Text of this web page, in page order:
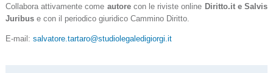
Collabora attivamente come autore con le riviste online Diritto.it e Salvis
Juribuse con il periodico giuridico Cammino Diritto.
E-mail: salvatore.tartaro@studiolegaledigiorgi.it